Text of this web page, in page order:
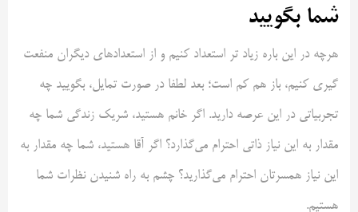
شما بگویید
هرچه در این‌ باره زیاد تر استعداد کنیم و از استعداد‌های دیگران منفعت
گیری کنیم، باز هم کم است؛ بعد لطفا در صورت تمایل، بگویید چه
تجربیاتی در این عرصه دارید. اگر خانم هستید، شریک زندگی شما چه
مقدار به این نیاز ذاتی احترام می‌گذارد؟ اگر آقا هستید، شما چه مقدار به
این نیاز همسرتان احترام می‌گذارید؟ چشم به راه شنیدن نظرات شما
هستیم.